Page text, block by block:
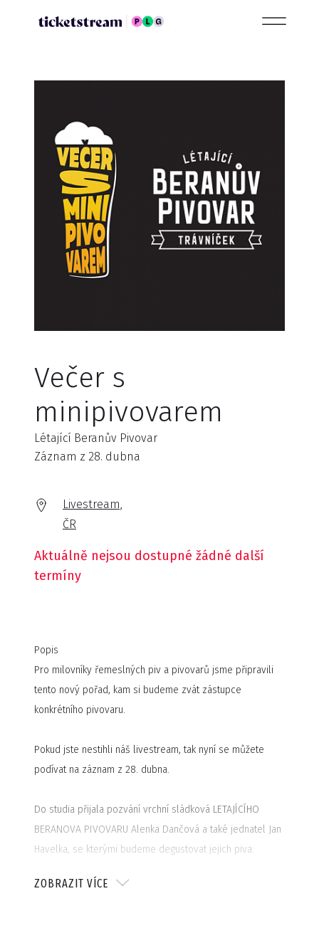
Večer s
minipivovarem
Létající Beranův Pivovar
Záznam z 28. dubna
Livestream,
ČR
Aktuálně nejsou dostupné žádné další
termíny
Popis
Pro milovníky řemeslných piv a pivovarů jsme připravili
tento nový pořad, kam si budeme zvát zástupce
konkrétního pivovaru.
Pokud jste nestihli náš livestream, tak nyní se můžete
podívat na záznam z 28. dubna.
Do studia přijala pozvání vrchní sládková LETAJÍCÍHO
BERANOVA PIVOVARU Alenka Dančová a také jednatel Jan
Havelka, se kterými budeme degustovat jejich piva:
Beranova jedenáctka 11°
ZOBRAZIT VÍCE